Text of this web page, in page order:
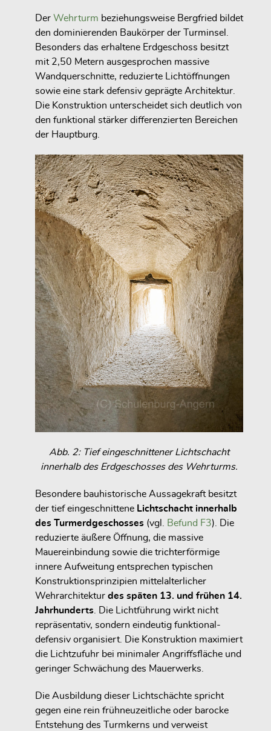
Der Wehrturm beziehungsweise Bergfried bildet
den dominierenden Baukörper der Turminsel.
Besonders das erhaltene Erdgeschoss besitzt
mit 2,50 Metern ausgesprochen massive
Wandquerschnitte, reduzierte Lichtöffnungen
sowie eine stark defensiv geprägte Architektur.
Die Konstruktion unterscheidet sich deutlich von
den funktional stärker differenzierten Bereichen
der Hauptburg.
Abb. 2: Tief eingeschnittener Lichtschacht
innerhalb des Erdgeschosses des Wehrturms.
Besondere bauhistorische Aussagekraft besitzt
der tief eingeschnittene Lichtschacht innerhalb
des Turmerdgeschosses (vgl. Befund F3). Die
reduzierte äußere Öffnung, die massive
Mauereinbindung sowie die trichterförmige
innere Aufweitung entsprechen typischen
Konstruktionsprinzipien mittelalterlicher
Wehrarchitektur des späten 13. und frühen 14.
Jahrhunderts . Die Lichtführung wirkt nicht
repräsentativ, sondern eindeutig funktional-
defensiv organisiert. Die Konstruktion maximiert
die Lichtzufuhr bei minimaler Angriffsfläche und
geringer Schwächung des Mauerwerks.
Die Ausbildung dieser Lichtschächte spricht
gegen eine rein frühneuzeitliche oder barocke
Entstehung des Turmkerns und verweist